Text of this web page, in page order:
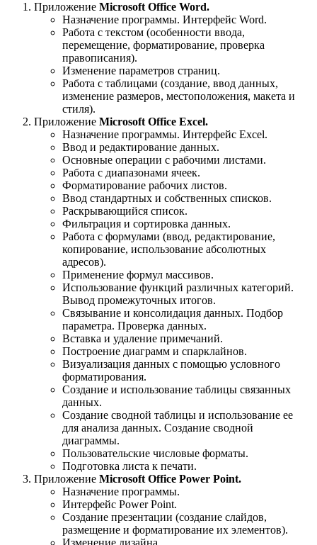
Приложение Microsoft Office Word.
Назначение программы. Интерфейс Word.
Работа с текстом (особенности ввода,
перемещение, форматирование, проверка
правописания).
Изменение параметров страниц.
Работа с таблицами (создание, ввод данных,
изменение размеров, местоположения, макета и
стиля).
Приложение Microsoft Office Excel.
Назначение программы. Интерфейс Excel.
Ввод и редактирование данных.
Основные операции с рабочими листами.
Работа с диапазонами ячеек.
Форматирование рабочих листов.
Ввод стандартных и собственных списков.
Раскрывающийся список.
Фильтрация и сортировка данных.
Работа с формулами (ввод, редактирование,
копирование, использование абсолютных
адресов).
Применение формул массивов.
Использование функций различных категорий.
Вывод промежуточных итогов.
Связывание и консолидация данных. Подбор
параметра. Проверка данных.
Вставка и удаление примечаний.
Построение диаграмм и спарклайнов.
Визуализация данных с помощью условного
форматирования.
Создание и использование таблицы связанных
данных.
Создание сводной таблицы и использование ее
для анализа данных. Создание сводной
диаграммы.
Пользовательские числовые форматы.
Подготовка листа к печати.
Приложение Microsoft Office Power Point.
Назначение программы.
Интерфейс Power Point.
Создание презентации (создание слайдов,
размещение и форматирование их элементов).